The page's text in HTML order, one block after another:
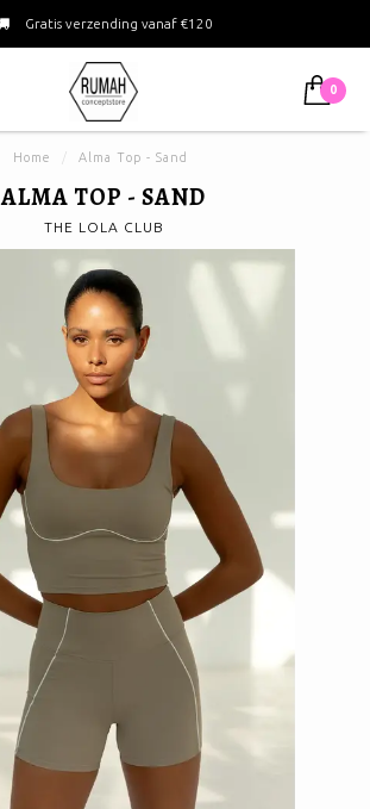
Gratis verzending vanaf €120
0
Home Alma Top - Sand
ALMA TOP - SAND
THE LOLA CLUB